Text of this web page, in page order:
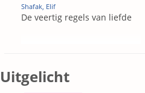
Shafak, Elif
De veertig regels van liefde
Uitgelicht